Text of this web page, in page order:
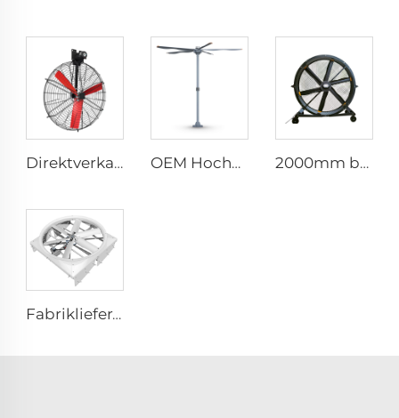
Direktverkauf aus der Fabrik Nylonflügel Kühlventilator für Milchviehställe und Rindfarmhäuser, industrielle Lüftungsventilatoren OEM Hochvolumen-Niedriggeschwindigkeit 16ft 5m PMSM-Motor Riesenfan, Stangentyp-Fan 2000mm beweglicher leiser 80-Zoll Pedestalventilator für Haushalte Produktionsstätten Restaurants 220V/380V Aluminium-Stehfußbodenventilator
Fabriklieferant 72-Zoll Wirbelzirkulationsventilatoren Energieeinsparndes Belüftungssystem für Rinderställe Dachlüftungen